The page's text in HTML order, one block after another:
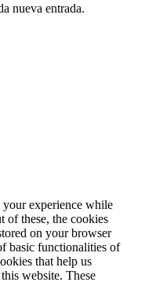
nueva entrada.
experience while
of these, the cookies
on your browser
basic functionalities of
that help us
website. These